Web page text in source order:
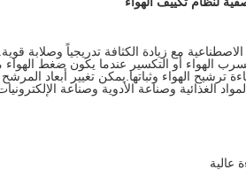
مع زيادة الكثافة تدريجياً وصلابة
الهواء أو التكسير عندما يكون ضغط الهواء
الهواء وثباتها.يمكن تغيير أبعاد
الغذائية وصناعة الأدوية وصناعة